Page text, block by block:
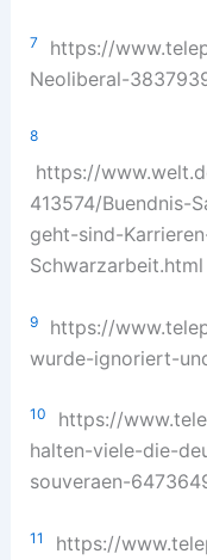
7
https://
Neoliberal-
8
https://
413574/Buendnis-
geht-sind-
Schwarzarbeit.html
9https://
wurde-ignoriert-
10
https://
halten-viele-die-
souveraen-
11
https://